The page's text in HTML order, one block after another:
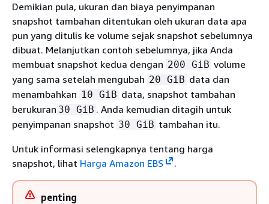
Demikian pula, ukuran dan biaya penyimpanan
snapshot tambahan ditentukan oleh ukuran data apa
pun yang ditulis ke volume sejak snapshot sebelumnya
dibuat. Melanjutkan contoh sebelumnya, jika Anda
membuat snapshot kedua dengan 200 GiB volume
yang sama setelah mengubah 20 GiB data dan
menambahkan 10 GiB data, snapshot tambahan
berukuran 30 GiB . Anda kemudian ditagih untuk
penyimpanan snapshot 30 GiB tambahan itu.
Untuk informasi selengkapnya tentang harga
snapshot, lihat Harga Amazon EBS .
penting